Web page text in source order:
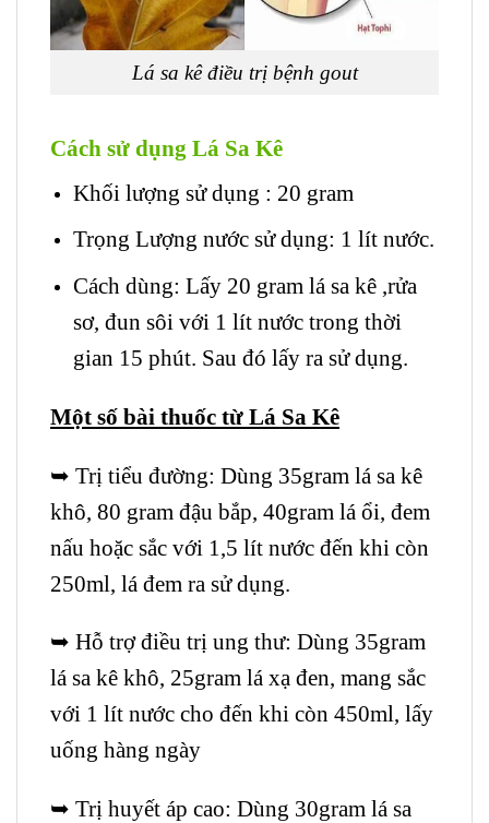
Lá sa kê điều trị bệnh gout
Cách sử dụng Lá Sa Kê
Khối lượng sử dụng : 20 gram
Trọng Lượng nước sử dụng: 1 lít nước.
Cách dùng: Lấy 20 gram lá sa kê ,rửa
sơ, đun sôi với 1 lít nước trong thời
gian 15 phút. Sau đó lấy ra sử dụng.
Một số bài thuốc từ Lá Sa Kê
➥ Trị tiểu đường: Dùng 35gram lá sa kê
khô, 80 gram đậu bắp, 40gram lá ổi, đem
nấu hoặc sắc với 1,5 lít nước đến khi còn
250ml, lá đem ra sử dụng.
➥ Hỗ trợ điều trị ung thư: Dùng 35gram
lá sa kê khô, 25gram lá xạ đen, mang sắc
với 1 lít nước cho đến khi còn 450ml, lấy
uống hàng ngày
➥ Trị huyết áp cao: Dùng 30gram lá sa